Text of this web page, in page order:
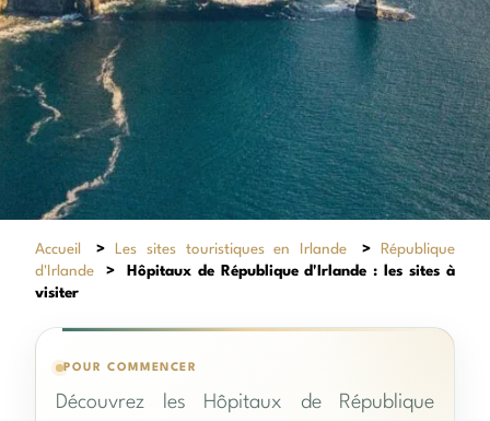
Accueil > Les sites touristiques en Irlande >
République
d'Irlande
>
Hôpitaux de République d'Irlande : les sites à
visiter
POUR COMMENCER
Découvrez les Hôpitaux de République